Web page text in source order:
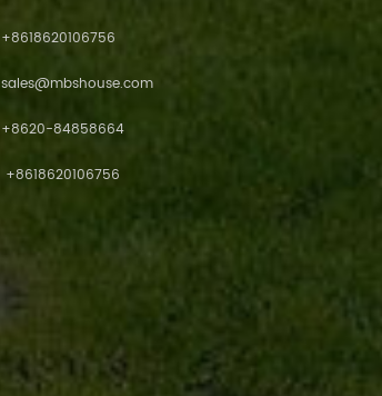
+8618620106756
sales@mbshouse.com
+8620-84858664
+8618620106756